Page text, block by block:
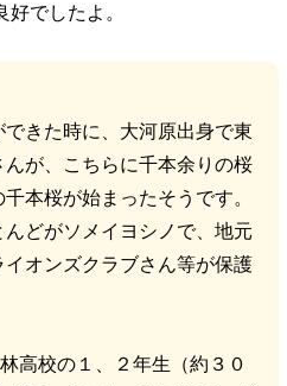
でしたよ。
きた時に、大河原出身で東
が、こちらに千本余りの桜
本桜が始まったそうです。
どがソメイヨシノで、地元
オンズクラブさん等が保護
高校の１、２年生（約３０